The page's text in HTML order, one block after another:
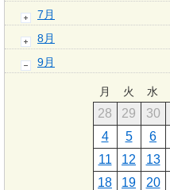
7月
8月
9月
月 火 水
28 29 30
4
5 6
11
12 13
18
19 20